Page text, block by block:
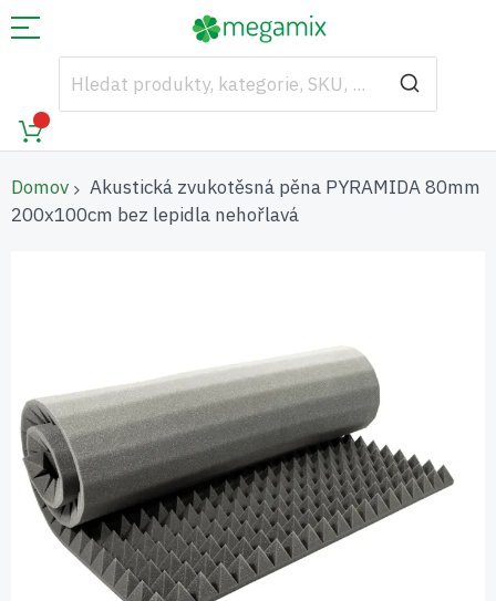
Domov
Akustická zvukotěsná pěna PYRAMIDA 80mm
200x100cm bez lepidla nehořlavá